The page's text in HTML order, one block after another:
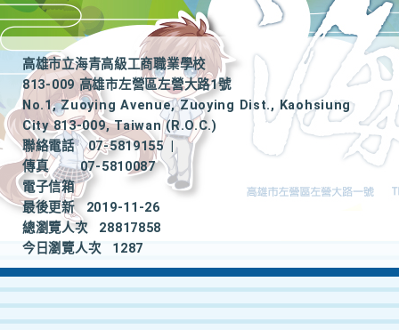
高雄市立海青高級工商職業學校
813-009 高雄市左營區左營大路1號
No.1, Zuoying Avenue, Zuoying Dist., Kaohsiung
City 813-009, Taiwan (R.O.C.)
聯絡電話
07-5819155
|
傳真
07-5810087
電子信箱
最後更新
2019-11-26
總瀏覽人次
28817858
今日瀏覽人次
1287